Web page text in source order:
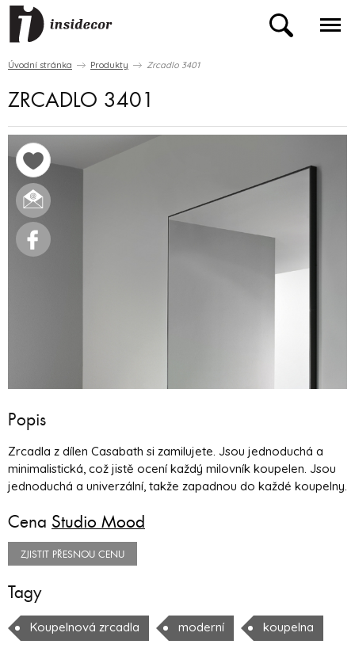
Úvodní stránka Produkty Zrcadlo 3401
ZRCADLO 3401
Popis
Zrcadla z dílen Casabath si zamilujete. Jsou jednoduchá a
minimalistická, což jistě ocení každý milovník koupelen. Jsou
jednoduchá a univerzální, takže zapadnou do každé koupelny.
Cena Studio Mood
ZJISTIT PŘESNOU CENU
Tagy
Koupelnová zrcadla moderní koupelna